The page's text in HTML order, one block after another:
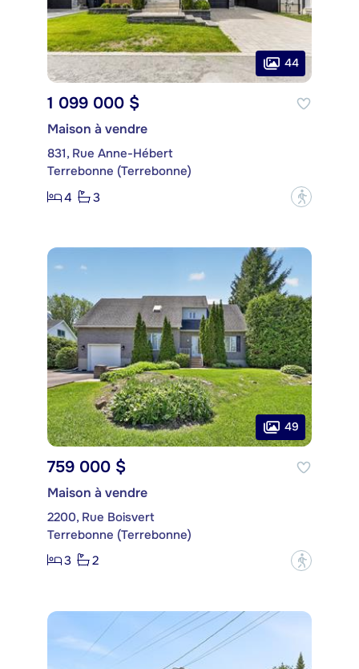
44
1 099 000 $
Maison à vendre
831, Rue Anne-Hébert
Terrebonne (Terrebonne)
4
3 ?
49
759 000 $
Maison à vendre
2200, Rue Boisvert
Terrebonne (Terrebonne)
3
2 ?